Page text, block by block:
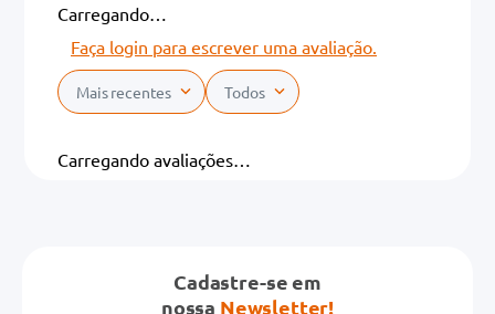
Carregando…
Faça login para escrever uma avaliação.
Mais recentes Todos
Carregando avaliações…
Cadastre-se em
nossa Newsletter!